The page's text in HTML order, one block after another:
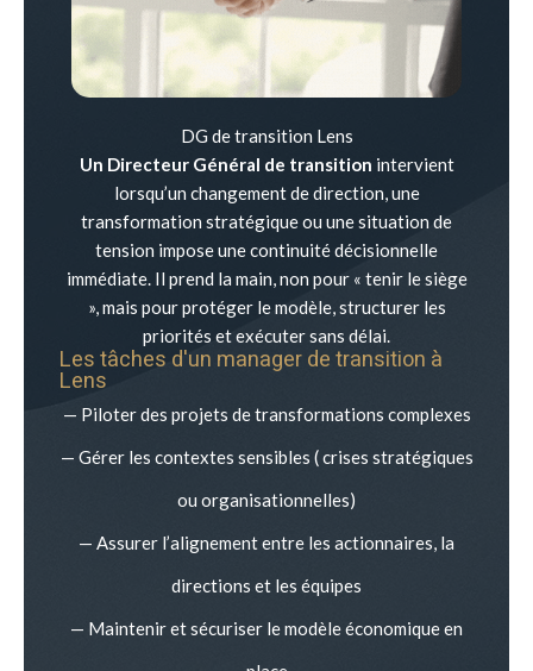
DG de transition Lens
Un Directeur Général de transition intervient
lorsqu’un changement de direction, une
transformation stratégique ou une situation de
tension impose une continuité décisionnelle
immédiate. Il prend la main, non pour « tenir le siège
», mais pour protéger le modèle, structurer les
priorités et exécuter sans délai.
Les tâches d'un manager de transition à
Lens
— Piloter des projets de transformations complexes
— Gérer les contextes sensibles ( crises stratégiques
ou organisationnelles)
— Assurer l’alignement entre les actionnaires, la
directions et les équipes
— Maintenir et sécuriser le modèle économique en